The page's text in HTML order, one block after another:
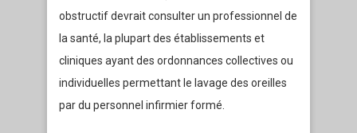
obstructif devrait consulter un professionnel de
la santé, la plupart des établissements et
cliniques ayant des ordonnances collectives ou
individuelles permettant le lavage des oreilles
par du personnel infirmier formé.